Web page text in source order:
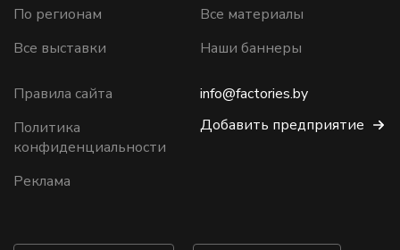
По регионам
Все выставки
Все материалы
Наши баннеры
Правила сайта
Политика
конфиденциальности
Реклама
info@factories.by
Добавить предприятие